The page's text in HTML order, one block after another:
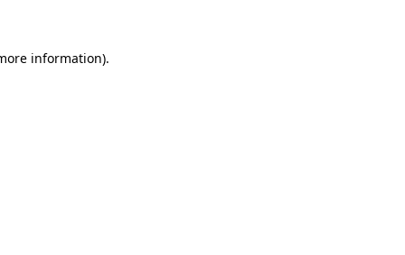
information).